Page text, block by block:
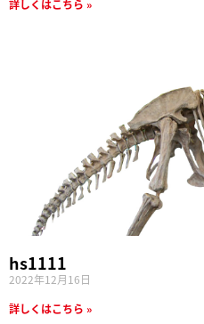
詳しくはこちら »
hs1111
2022年12月16日
詳しくはこちら »